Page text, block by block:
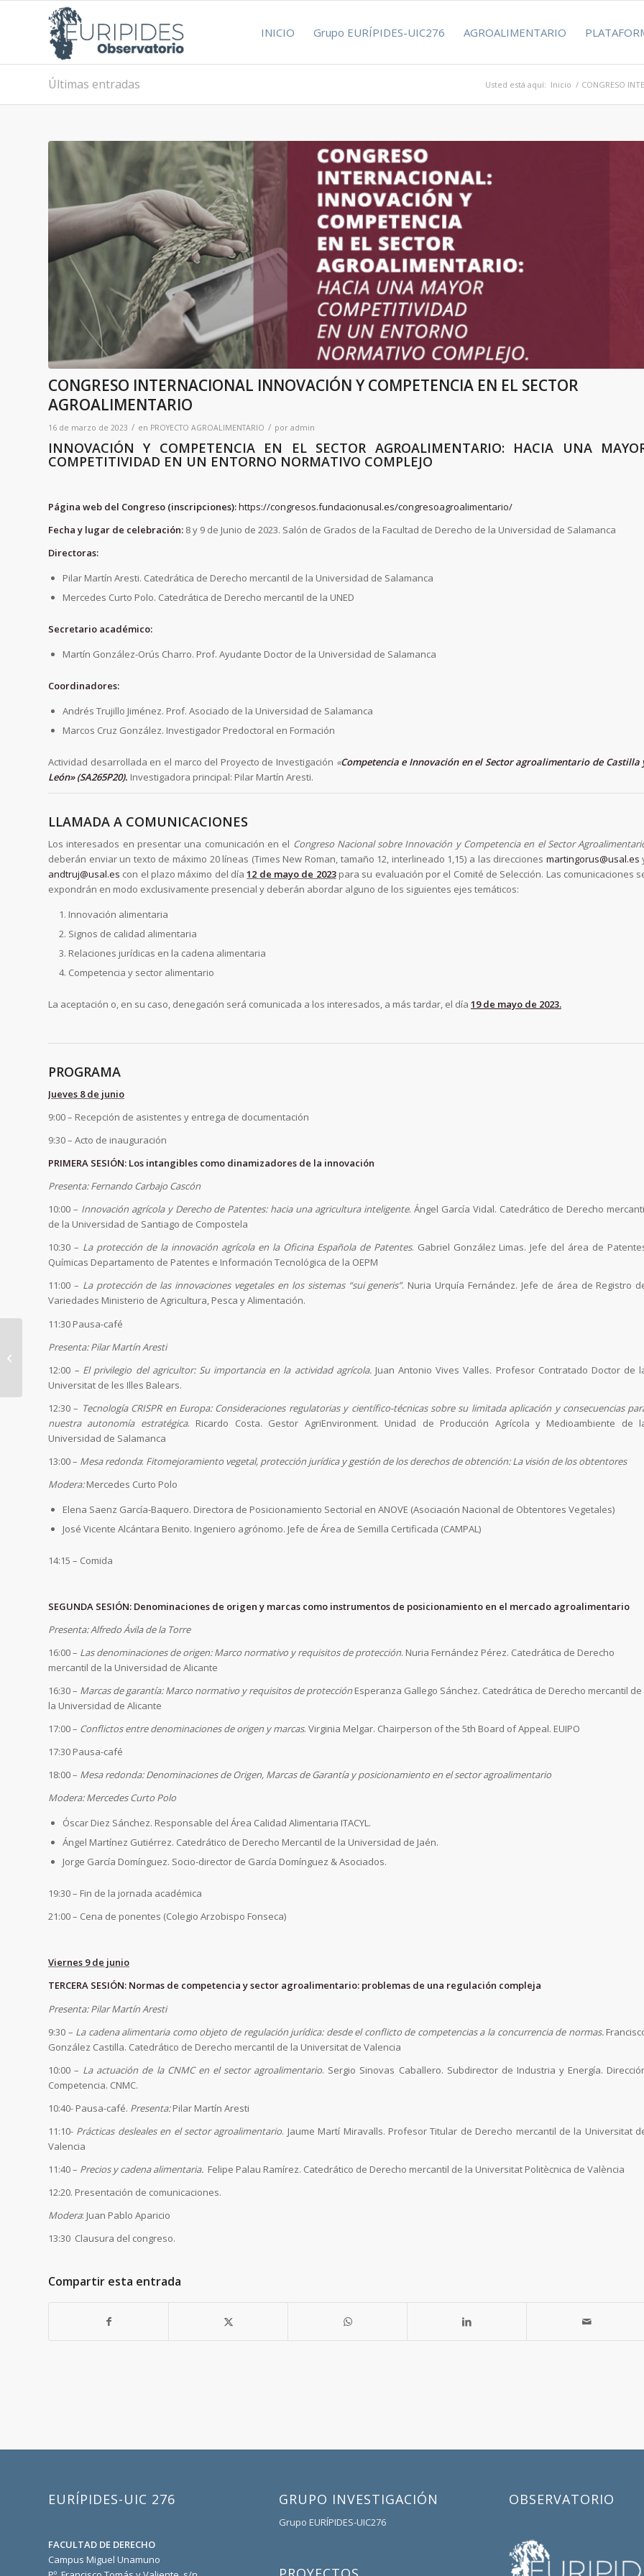
INICIO Grupo EURÍPIDES-UIC276 AGROALIMENTARIO
Últimas entradas Usted está aquí: Inicio / CONGRESO
CONGRESO INTERNACIONAL INNOVACIÓN Y COMPETENCIA EN EL SECTOR
AGROALIMENTARIO
16 de marzo de 2023 / en PROYECTO AGROALIMENTARIO / por admin
INNOVACIÓN Y COMPETENCIA EN EL SECTOR AGROALIMENTARIO: HACIA UNA
COMPETITIVIDAD EN UN ENTORNO NORMATIVO COMPLEJO
Página web del Congreso (inscripciones):https://congresos.fundacionusal.es/congresoagroalimentario/
Fecha y lugar de celebración: 8 y 9 de Junio de 2023. Salón de Grados de la Facultad de Derecho de la Universidad de Salamanca
Directoras:
Pilar Martín Aresti. Catedrática de Derecho mercantil de la Universidad de Salamanca
Mercedes Curto Polo. Catedrática de Derecho mercantil de la UNED
Secretario académico:
Martín González-Orús Charro. Prof. Ayudante Doctor de la Universidad de Salamanca
Coordinadores:
Andrés Trujillo Jiménez. Prof. Asociado de la Universidad de Salamanca
Marcos Cruz González. Investigador Predoctoral en Formación
Actividad desarrollada en el marco del Proyecto de Investigación «Competencia e Innovación en el Sector agroalimentario de Castilla
León» (SA265P20). Investigadora principal: Pilar Martín Aresti.
LLAMADA A COMUNICACIONES
Los interesados en presentar una comunicación en el Congreso Nacional sobre Innovación y Competencia en el Sector
deberán enviar un texto de máximo 20 líneas (Times New Roman, tamaño 12, interlineado 1,15) a las direcciones martingorus@usal.es
andtruj@usal.es con el plazo máximo del día12 de mayo de 2023para su evaluación por el Comité de Selección. Las comunicaciones
expondrán en modo exclusivamente presencial y deberán abordar alguno de los siguientes ejes temáticos:
Innovación alimentaria
Signos de calidad alimentaria
Relaciones jurídicas en la cadena alimentaria
Competencia y sector alimentario
La aceptación o, en su caso, denegación será comunicada a los interesados, a más tardar, el día 19 de mayo de 2023.
PROGRAMA
Jueves 8 de junio
9:00 – Recepción de asistentes y entrega de documentación
9:30 – Acto de inauguración
PRIMERA SESIÓN: Los intangibles como dinamizadores de la innovación
Presenta: Fernando Carbajo Cascón
10:00 – Innovación agrícola y Derecho de Patentes: hacia una agricultura inteligente. Ángel García Vidal. Catedrático de Derecho
de la Universidad de Santiago de Compostela
10:30 – La protección de la innovación agrícola en la Oficina Española de Patentes. Gabriel González Limas. Jefe del área de
Químicas Departamento de Patentes e Información Tecnológica de la OEPM
11:00 – La protección de las innovaciones vegetales en los sistemas “sui generis”. Nuria Urquía Fernández. Jefe de área de Registro
Variedades Ministerio de Agricultura, Pesca y Alimentación.
11:30 Pausa-café
Presenta: Pilar Martín Aresti
12:00 – El privilegio del agricultor: Su importancia en la actividad agrícola. Juan Antonio Vives Valles. Profesor Contratado Doctor de
Universitat de les Illes Balears.
12:30 – Tecnología CRISPR en Europa: Consideraciones regulatorias y científico-técnicas sobre su limitada aplicación y consecuencias
nuestra autonomía estratégica. Ricardo Costa. Gestor AgriEnvironment. Unidad de Producción Agrícola y Medioambiente de
Universidad de Salamanca
13:00 – Mesa redonda: Fitomejoramiento vegetal, protección jurídica y gestión de los derechos de obtención: La visión de los obtentores
Modera:Mercedes Curto Polo
Elena Saenz García-Baquero. Directora de Posicionamiento Sectorial en ANOVE (Asociación Nacional de Obtentores Vegetales)
José Vicente Alcántara Benito. Ingeniero agrónomo. Jefe de Área de Semilla Certificada (CAMPAL)
14:15 – Comida
SEGUNDA SESIÓN: Denominaciones de origen y marcas como instrumentos de posicionamiento en el mercado agroalimentario
Presenta: Alfredo Ávila de la Torre
16:00 – Las denominaciones de origen: Marco normativo y requisitos de protección. Nuria Fernández Pérez. Catedrática de Derecho
mercantil de la Universidad de Alicante
16:30 – Marcas de garantía: Marco normativo y requisitos de protección Esperanza Gallego Sánchez. Catedrática de Derecho mercantil de
la Universidad de Alicante
17:00 – Conflictos entre denominaciones de origen y marcas. Virginia Melgar. Chairperson of the 5th Board of Appeal. EUIPO
17:30 Pausa-café
18:00 – Mesa redonda: Denominaciones de Origen, Marcas de Garantía y posicionamiento en el sector agroalimentario
Modera: Mercedes Curto Polo
Óscar Diez Sánchez. Responsable del Área Calidad Alimentaria ITACYL.
Ángel Martínez Gutiérrez. Catedrático de Derecho Mercantil de la Universidad de Jaén.
Jorge García Domínguez. Socio-director de García Domínguez & Asociados.
19:30 – Fin de la jornada académica
21:00 – Cena de ponentes (Colegio Arzobispo Fonseca)
Viernes 9 de junio
TERCERA SESIÓN: Normas de competencia y sector agroalimentario: problemas de una regulación compleja
Presenta: Pilar Martín Aresti
9:30 – La cadena alimentaria como objeto de regulación jurídica: desde el conflicto de competencias a la concurrencia de normas.
González Castilla. Catedrático de Derecho mercantil de la Universitat de Valencia
10:00 – La actuación de la CNMC en el sector agroalimentario. Sergio Sinovas Caballero. Subdirector de Industria y Energía.
Competencia. CNMC.
10:40- Pausa-café. Presenta:Pilar Martín Aresti
11:10- Prácticas desleales en el sector agroalimentario. Jaume Martí Miravalls. Profesor Titular de Derecho mercantil de la Universitat
Valencia
11:40 – Precios y cadena alimentaria. Felipe Palau Ramírez. Catedrático de Derecho mercantil de la Universitat Politècnica de València
12:20. Presentación de comunicaciones.
Modera: Juan Pablo Aparicio
13:30 Clausura del congreso.
Compartir esta entrada
EURÍPIDES-UIC 276
FACULTAD DE DERECHO
Campus Miguel Unamuno
GRUPO INVESTIGACIÓN
Grupo EURÍPIDES-UIC276
OBSERVATORIO
EL DERECHO A LA
IDENTIDAD DIGITAL